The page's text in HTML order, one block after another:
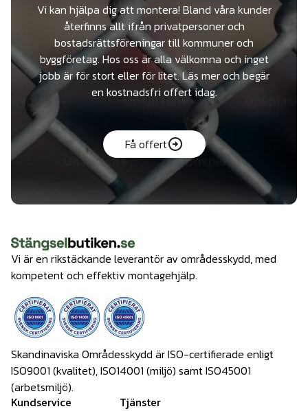
Vi kan hjälpa dig att montera! Bland våra kunder
återfinns allt ifrån privatpersoner och
bostadsrättsföreningar till kommuner och
byggföretag. Hos oss är alla välkomna och inget
jobb är för stort eller för litet. Läs mer och begär
en kostnadsfri offert idag.
Få offert
Vi är en rikstäckande leverantör av områdesskydd, med
kompetent och effektiv montagehjälp.
Skandinaviska Områdesskydd är ISO-certifierade enligt
ISO9001 (kvalitet), ISO14001 (miljö) samt ISO45001
(arbetsmiljö).
Kundservice
Tjänster